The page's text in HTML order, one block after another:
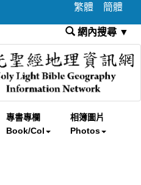
繁體 簡體
網內搜尋 ▼
專書專欄
Book/Col
相簿圖片
Photos